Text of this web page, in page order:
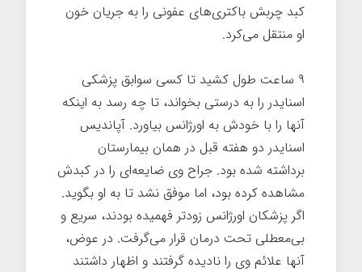
کبد چربش باکتری‌های عفونی را به جریان خون
او منتقل می‌کرد.
۹ ساعت طول کشید تا کسی سوابق پزشکی
اسنایدر را به درستی بخواند، تا چه رسد به اینکه
آنها را با خودش به اورژانس بیاورد. آپاندیس
اسنایدر دو هفته قبل در همان بیمارستان
برداشته شده بود. جراح وی ضایعه‌ای را در کبدش
مشاهده کرده بود، اما موفق نشد تا به او بگوید.
اگر پزشکان اورژانس زودتر فهمیده بودند، سریع و
بی‌معطلی تحت درمان قرار می‌گرفت. در عوض،
آنها علائم وی را نادیده گرفتند و اظهار داشتند